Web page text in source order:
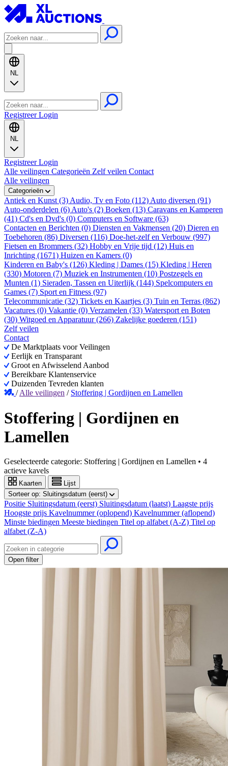
NL
RegistreerLogin
NL
RegistreerLogin
Alle veilingen Categorieën Zelf veilen Contact
Alle veilingen
Categorieën
Antiek en Kunst (3) Audio, Tv en Foto (112) Auto diversen (91)
Auto-onderdelen (6) Auto's (2) Boeken (13) Caravans en Kamperen
(41) Cd's en Dvd's (0) Computers en Software (63)
Contacten en Berichten (0) Diensten en Vakmensen (20) Dieren en
Toebehoren (86) Diversen (116) Doe-het-zelf en Verbouw (997)
Fietsen en Brommers (32) Hobby en Vrije tijd (12) Huis en
Inrichting (1671) Huizen en Kamers (0)
Kinderen en Baby's (126) Kleding | Dames (15) Kleding | Heren
(330) Motoren (7) Muziek en Instrumenten (10) Postzegels en
Munten (1) Sieraden, Tassen en Uiterlijk (144) Spelcomputers en
Games (7) Sport en Fitness (97)
Telecommunicatie (32) Tickets en Kaartjes (3) Tuin en Terras (862)
Vacatures (0) Vakantie (0) Verzamelen (33) Watersport en Boten
(30) Witgoed en Apparatuur (266) Zakelijke goederen (151)
Zelf veilen
Contact
De Marktplaats voor Veilingen
Eerlijk en Transparant
Groot en Afwisselend Aanbod
Bereikbare Klantenservice
Duizenden Tevreden klanten
/Alle veilingen / Stoffering | Gordijnen en Lamellen
Stoffering | Gordijnen en
Lamellen
Geselecteerde categorie: Stoffering | Gordijnen en Lamellen • 4
actieve kavels
Kaarten
Lijst
Sorteer op: Sluitingsdatum (eerst)
Positie Sluitingsdatum (eerst) Sluitingsdatum (laatst) Laagste prijs
Hoogste prijs Kavelnummer (oplopend) Kavelnummer (aflopend)
Minste biedingen Meeste biedingen Titel op alfabet (A-Z) Titel op
alfabet (Z-A)
Open filter